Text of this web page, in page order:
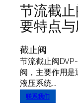
节流截止
要特点
截止阀
节流截止阀
阀，主要作用
液压系统…
联系我们